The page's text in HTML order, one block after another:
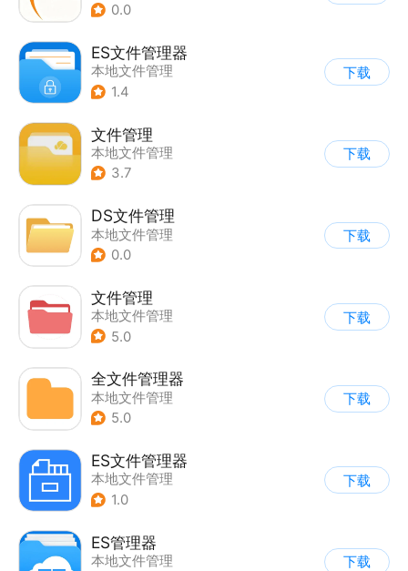
0.0
ES文件管理器
本地文件管理
1.4
下载
文件管理
本地文件管理
3.7
下载
DS文件管理
本地文件管理
0.0
下载
文件管理
本地文件管理
5.0
下载
全文件管理器
本地文件管理
5.0
下载
ES文件管理器
本地文件管理
1.0
下载
ES管理器
本地文件管理
下载